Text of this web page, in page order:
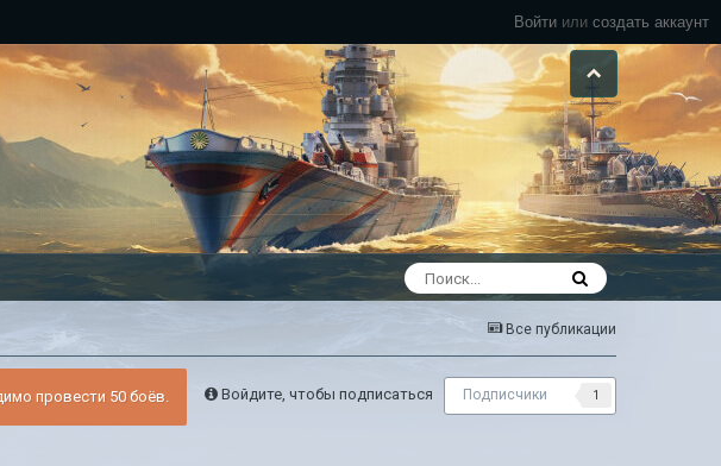
Войти или создать аккаунт
Все публикации
Войдите, чтобы подписаться Подписчики 1
провести 50 боёв.